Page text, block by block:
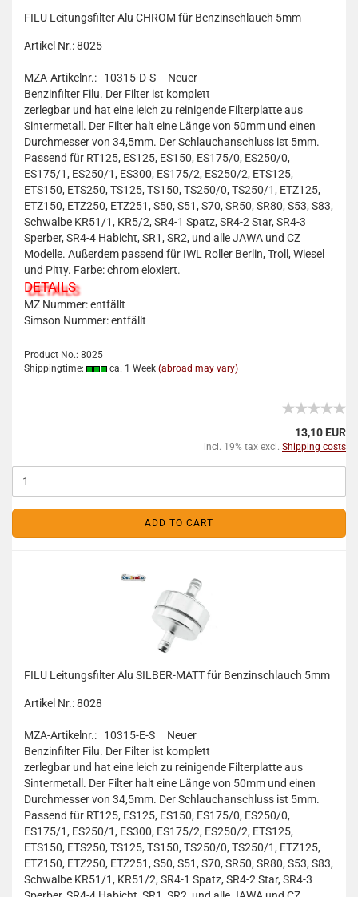
FILU Leitungsfilter Alu CHROM für Benzinschlauch 5mm
Artikel Nr.: 8025
MZA-Artikelnr.: 10315-D-S
Neuer
Benzinfilter Filu. Der Filter ist komplett
zerlegbar und hat eine leich zu reinigende Filterplatte aus
Sintermetall. Der Filter halt eine Länge von 50mm und einen
Durchmesser von 34,5mm. Der Schlauchanschluss ist 5mm.
Passend für RT125, ES125, ES150, ES175/0, ES250/0,
ES175/1, ES250/1, ES300, ES175/2, ES250/2, ETS125,
ETS150, ETS250, TS125, TS150, TS250/0, TS250/1, ETZ125,
ETZ150, ETZ250, ETZ251, S50, S51, S70, SR50, SR80, S53, S83,
Schwalbe KR51/1, KR5/2, SR4-1 Spatz, SR4-2 Star, SR4-3
Sperber, SR4-4 Habicht, SR1, SR2, und alle JAWA und CZ
Modelle. Außerdem passend für IWL Roller Berlin, Troll, Wiesel
und Pitty. Farbe: chrom eloxiert.
DETAILS
MZ Nummer: entfällt
Simson Nummer: entfällt
Product No.: 8025
Shippingtime:
ca. 1 Week (abroad may vary)
13,10 EUR
incl. 19% tax excl. Shipping costs
ADD TO CART
FILU Leitungsfilter Alu SILBER-MATT für Benzinschlauch 5mm
Artikel Nr.: 8028
MZA-Artikelnr.: 10315-E-S
Neuer
Benzinfilter Filu. Der Filter ist komplett
zerlegbar und hat eine leich zu reinigende Filterplatte aus
Sintermetall. Der Filter halt eine Länge von 50mm und einen
Durchmesser von 34,5mm. Der Schlauchanschluss ist 5mm.
Passend für RT125, ES125, ES150, ES175/0, ES250/0,
ES175/1, ES250/1, ES300, ES175/2, ES250/2, ETS125,
ETS150, ETS250, TS125, TS150, TS250/0, TS250/1, ETZ125,
ETZ150, ETZ250, ETZ251, S50, S51, S70, SR50, SR80, S53, S83,
Schwalbe KR51/1, KR51/2, SR4-1 Spatz, SR4-2 Star, SR4-3